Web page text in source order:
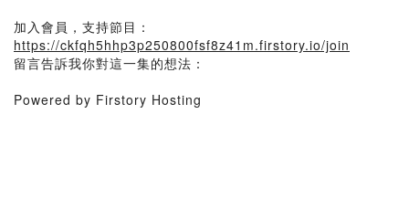
加入會員，支持節目：
https://ckfqh5hhp3p250800fsf8z41m.firstory.io/join
留言告訴我你對這一集的想法：
Powered by Firstory Hosting